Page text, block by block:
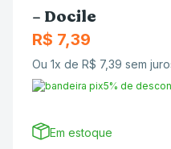
- Docile
R$ 7,39
Ou 1x de R$ 7,39 sem
5% de
Em estoque